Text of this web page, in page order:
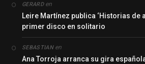
GERARDen
Leire Martínez publica ‘Historias de
primer disco en solitario
SEBASTIANen
Ana Torroja arranca su gira española